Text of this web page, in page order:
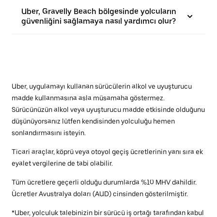
Uber, Gravelly Beach bölgesinde yolcuların
güvenliğini sağlamaya nasıl yardımcı olur?
Uber, uygulamayı kullanan sürücülerin alkol ve uyuşturucu
madde kullanmasına asla müsamaha göstermez.
Sürücünüzün alkol veya uyuşturucu madde etkisinde olduğunu
düşünüyorsanız lütfen kendisinden yolculuğu hemen
sonlandırmasını isteyin.
Ticari araçlar, köprü veya otoyol geçiş ücretlerinin yanı sıra ek
eyalet vergilerine de tabi olabilir.
Tüm ücretlere geçerli olduğu durumlarda %10 MHV dahildir.
Ücretler Avustralya doları (AUD) cinsinden gösterilmiştir.
*Uber, yolculuk talebinizin bir sürücü iş ortağı tarafından kabul